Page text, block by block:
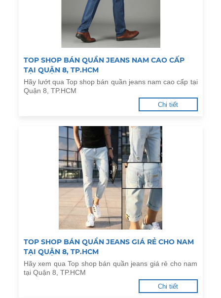
TOP SHOP BÁN QUẦN JEANS NAM CAO CẤP
TẠI QUẬN 8, TP.HCM
Hãy lướt qua Top shop bán quần jeans nam cao cấp tại
Quận 8, TP.HCM
Chi tiết
TOP SHOP BÁN QUẦN JEANS GIÁ RẺ CHO NAM
TẠI QUẬN 8, TP.HCM
Hãy xem qua Top shop bán quần jeans giá rẻ cho nam
tại Quận 8, TP.HCM
Chi tiết